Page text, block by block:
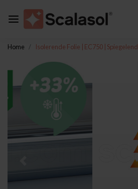
Home Isolerende Folie | EC750 | Spiegelend